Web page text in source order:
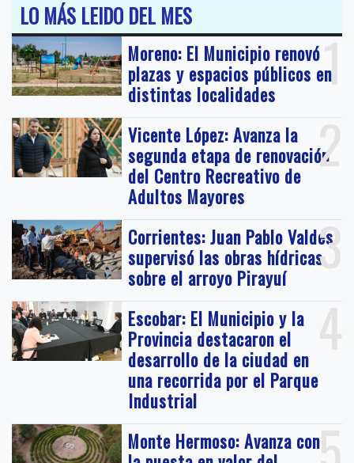
LO MÁS LEIDO DEL MES
1
Moreno: El Municipio renovó
plazas y espacios públicos en
distintas localidades
2
Vicente López: Avanza la
segunda etapa de renovación
del Centro Recreativo de
Adultos Mayores
3
Corrientes: Juan Pablo Valdés
supervisó las obras hídricas
sobre el arroyo Pirayuí
4
Escobar: El Municipio y la
Provincia destacaron el
desarrollo de la ciudad en
una recorrida por el Parque
Industrial
Monte Hermoso: Avanza con